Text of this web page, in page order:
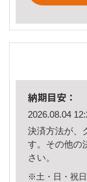
納期目安：
2026.08.04
決済方法が、
す。その他の
さい。
※土・日・祝